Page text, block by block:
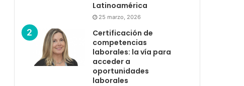
Latinoamérica
25 marzo, 2026
Certificación de
competencias
laborales: la vía para
acceder a
oportunidades
laborales